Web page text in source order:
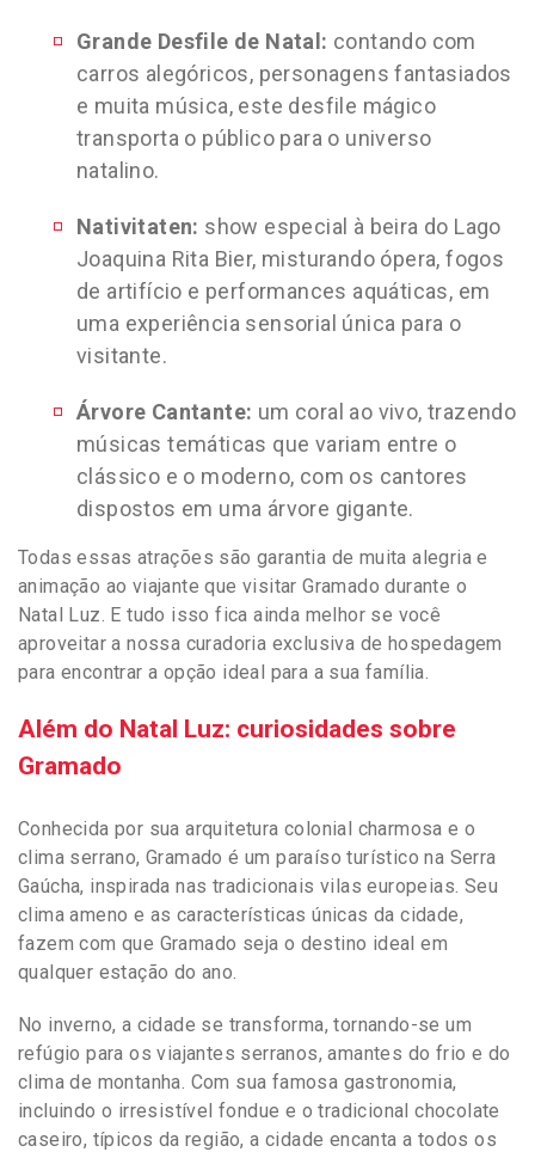
Grande Desfile de Natal: contando com
carros alegóricos, personagens fantasiados
e muita música, este desfile mágico
transporta o público para o universo
natalino.
Nativitaten: show especial à beira do Lago
Joaquina Rita Bier, misturando ópera, fogos
de artifício e performances aquáticas, em
uma experiência sensorial única para o
visitante.
Árvore Cantante: um coral ao vivo, trazendo
músicas temáticas que variam entre o
clássico e o moderno, com os cantores
dispostos em uma árvore gigante.
Todas essas atrações são garantia de muita alegria e
animação ao viajante que visitar Gramado durante o
Natal Luz. E tudo isso fica ainda melhor se você
aproveitar a nossa curadoria exclusiva de hospedagem
para encontrar a opção ideal para a sua família.
Além do Natal Luz: curiosidades sobre
Gramado
Conhecida por sua arquitetura colonial charmosa e o
clima serrano, Gramado é um paraíso turístico na Serra
Gaúcha, inspirada nas tradicionais vilas europeias. Seu
clima ameno e as características únicas da cidade,
fazem com que Gramado seja o destino ideal em
qualquer estação do ano.
No inverno, a cidade se transforma, tornando-se um
refúgio para os viajantes serranos, amantes do frio e do
clima de montanha. Com sua famosa gastronomia,
incluindo o irresistível fondue e o tradicional chocolate
caseiro, típicos da região, a cidade encanta a todos os